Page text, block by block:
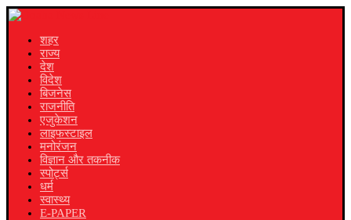
शहर
राज्य
देश
विदेश
बिजनेस
राजनीति
एजुकेशन
लाइफस्टाइल
मनोरंजन
विज्ञान और तकनीक
स्पोर्ट्स
धर्म
स्वास्थ्य
E-PAPER